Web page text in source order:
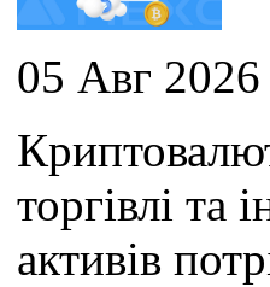
05 Авг
торгівлі та
активів